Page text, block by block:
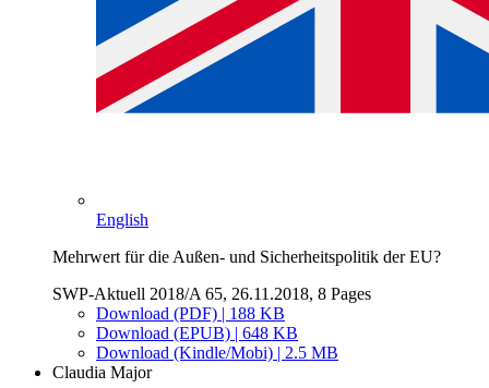
English
Mehrwert für die Außen- und Sicherheitspolitik der EU?
SWP-Aktuell 2018/A 65, 26.11.2018, 8 Pages
Download (PDF) | 188 KB
Download (EPUB) | 648 KB
Download (Kindle/Mobi) | 2.5 MB
Claudia Major